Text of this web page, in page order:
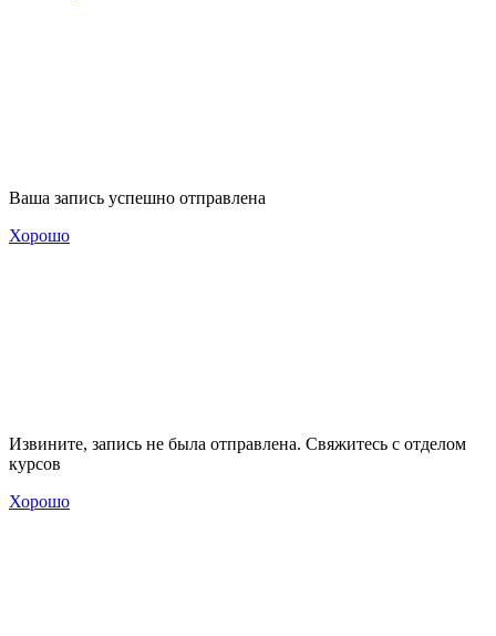
Ваша запись успешно отправлена
Хорошо
Извините, запись не была отправлена. Свяжитесь с отделом
курсов
Хорошо